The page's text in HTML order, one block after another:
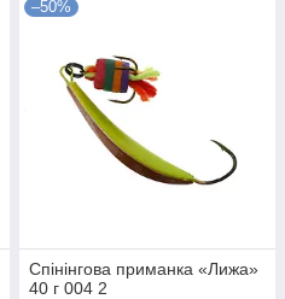
–50%
Спінінгова приманка «Лижа»
40 г 004 2